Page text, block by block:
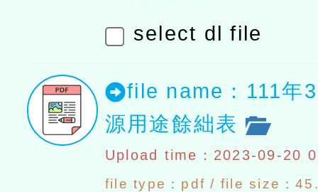
select dl file
file name：111年
源用途餘絀表
Upload time：2023-09-20
file type：pdf / file size：